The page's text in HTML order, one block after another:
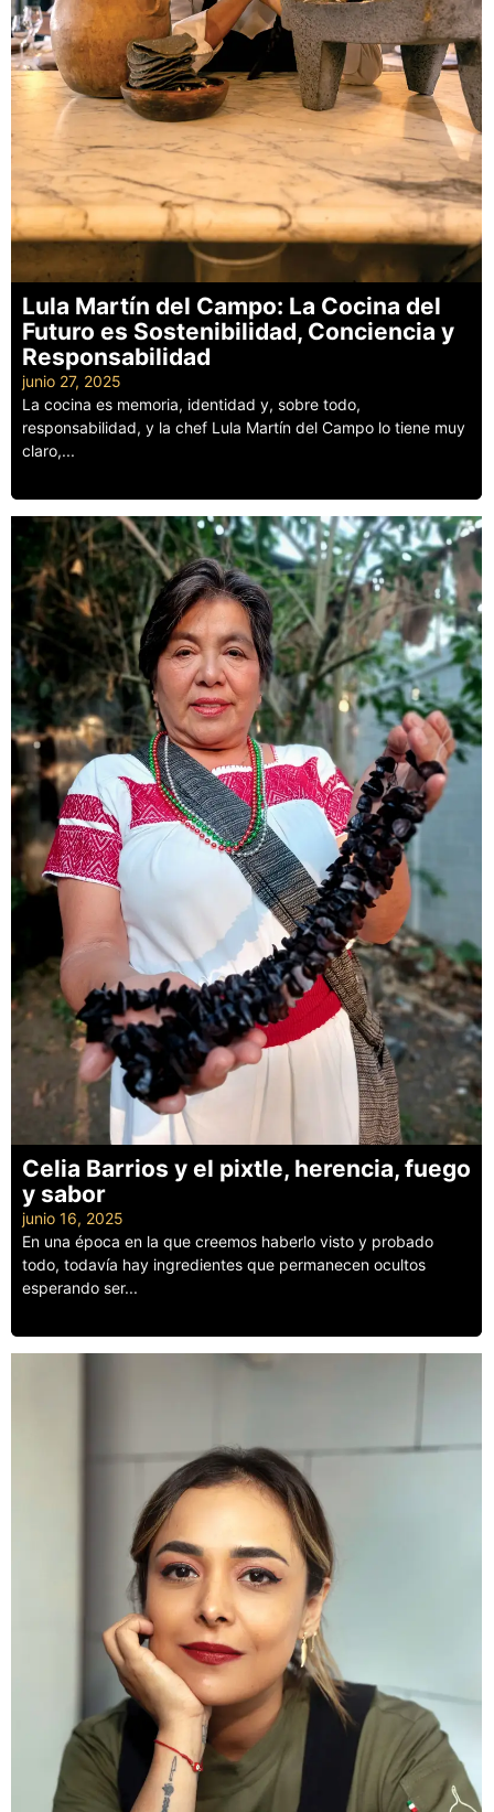
Lula Martín del Campo: La Cocina del
Futuro es Sostenibilidad, Conciencia y
Responsabilidad
junio 27, 2025
La cocina es memoria, identidad y, sobre todo,
responsabilidad, y la chef Lula Martín del Campo lo tiene muy
claro,...
Celia Barrios y el pixtle, herencia, fuego
y sabor
junio 16, 2025
En una época en la que creemos haberlo visto y probado
todo, todavía hay ingredientes que permanecen ocultos
esperando ser...